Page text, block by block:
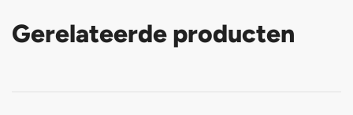
Gerelateerde producten